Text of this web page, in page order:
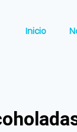
Inicio